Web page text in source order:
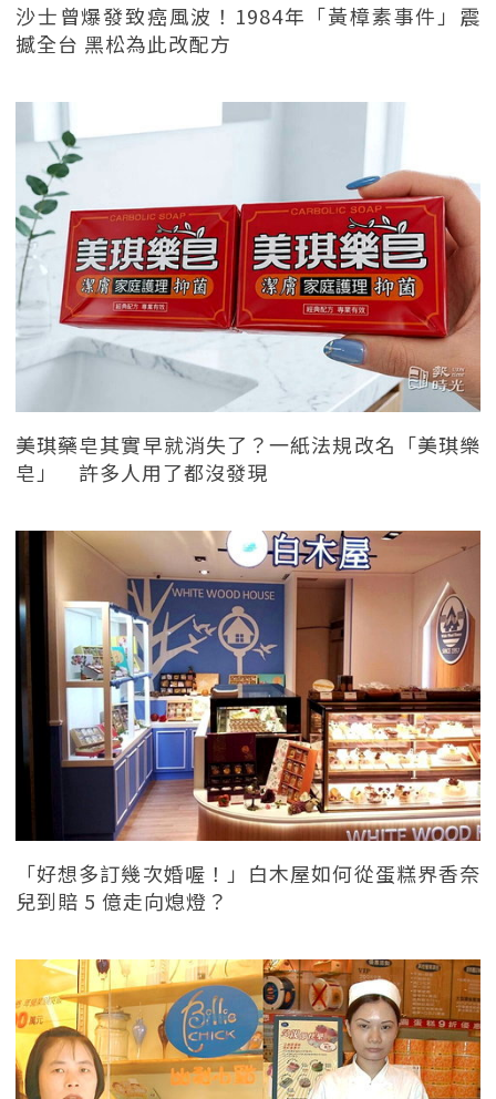
沙士曾爆發致癌風波！1984年「黃樟素事件」震
撼全台 黑松為此改配方
美琪藥皂其實早就消失了？一紙法規改名「美琪樂
皂」 許多人用了都沒發現
「好想多訂幾次婚喔！」白木屋如何從蛋糕界香奈
兒到賠 5 億走向熄燈？